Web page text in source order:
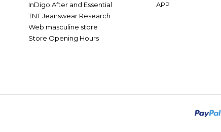
InDigo After and Essential
TNT Jeanswear Research
Web masculine store
Store Opening Hours
APP